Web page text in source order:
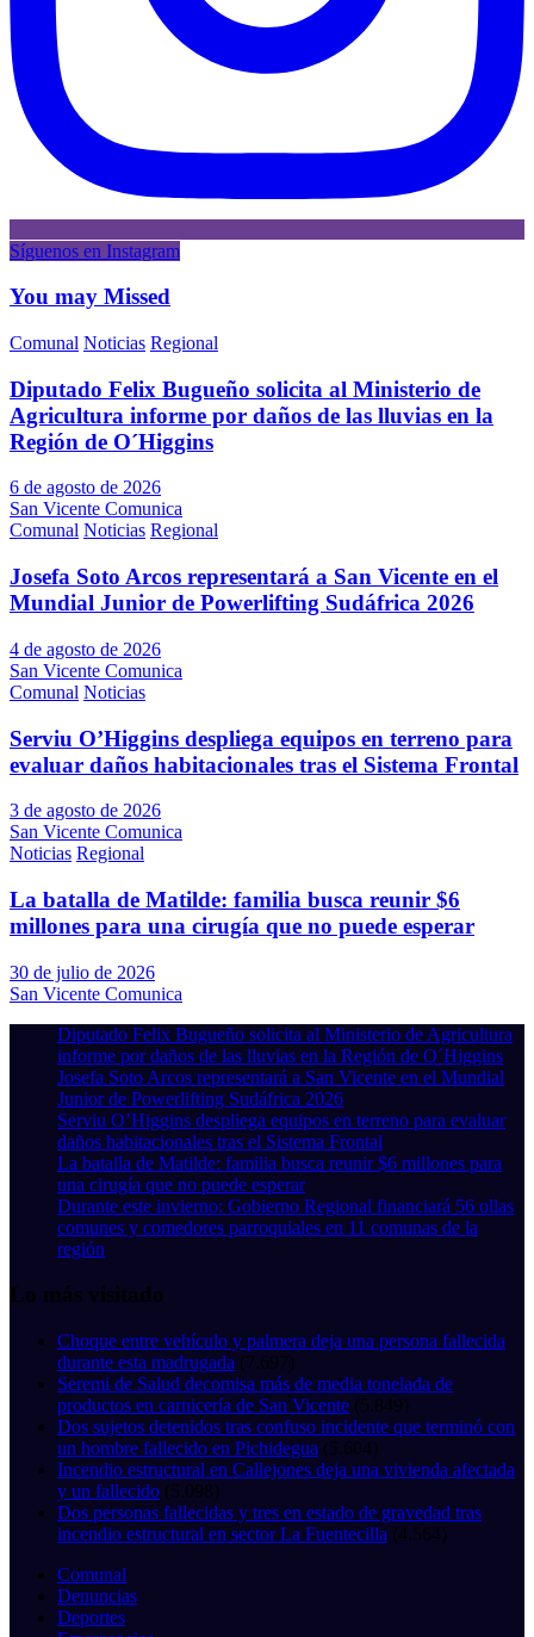
Síguenos en Instagram
You may Missed
Comunal Noticias Regional
Diputado Felix Bugueño solicita al Ministerio de
Agricultura informe por daños de las lluvias en la
Región de O´Higgins
6 de agosto de 2026
San Vicente Comunica
Comunal Noticias Regional
Josefa Soto Arcos representará a San Vicente en el
Mundial Junior de Powerlifting Sudáfrica 2026
4 de agosto de 2026
San Vicente Comunica
Comunal Noticias
Serviu O’Higgins despliega equipos en terreno para
evaluar daños habitacionales tras el Sistema Frontal
3 de agosto de 2026
San Vicente Comunica
Noticias Regional
La batalla de Matilde: familia busca reunir $6
millones para una cirugía que no puede esperar
30 de julio de 2026
San Vicente Comunica
Diputado Felix Bugueño solicita al Ministerio de Agricultura
informe por daños de las lluvias en la Región de O´Higgins
Josefa Soto Arcos representará a San Vicente en el Mundial
Junior de Powerlifting Sudáfrica 2026
Serviu O’Higgins despliega equipos en terreno para evaluar
daños habitacionales tras el Sistema Frontal
La batalla de Matilde: familia busca reunir $6 millones para
una cirugía que no puede esperar
Durante este invierno: Gobierno Regional financiará 56 ollas
comunes y comedores parroquiales en 11 comunas de la
región
Lo más visitado
Choque entre vehículo y palmera deja una persona fallecida
durante esta madrugada (7.697)
Seremi de Salud decomisa más de media tonelada de
productos en carnicería de San Vicente (5.849)
Dos sujetos detenidos tras confuso incidente que terminó con
un hombre fallecido en Pichidegua (5.604)
Incendio estructural en Callejones deja una vivienda afectada
y un fallecido (5.098)
Dos personas fallecidas y tres en estado de gravedad tras
incendio estructural en sector La Fuentecilla (4.564)
Comunal
Denuncias
Deportes